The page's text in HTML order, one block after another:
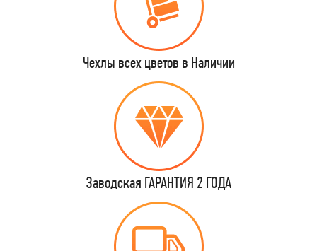
Чехлы всех цветов в Наличии
Заводская ГАРАНТИЯ 2 ГОДА